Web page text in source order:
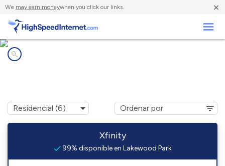
We may earn moneywhen you click our links. ×
Xfinity
99% disponible en Lakewood Park